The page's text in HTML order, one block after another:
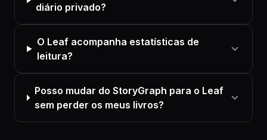
diário privado?
O Leaf acompanha estatísticas de
leitura?
Posso mudar do StoryGraph para o Leaf
sem perder os meus livros?